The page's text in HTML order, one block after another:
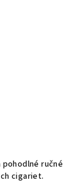
ručné
cigariet.